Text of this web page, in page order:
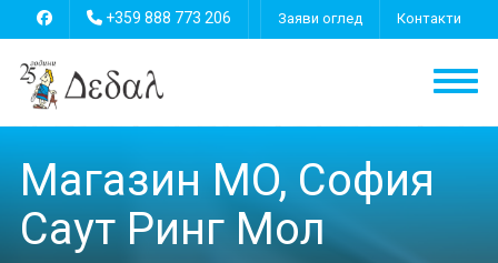
+359 888 773 206 Заяви оглед Контакти
Магазин MO, София
Саут Ринг Мол